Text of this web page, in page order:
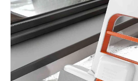
Tech & Gadgets
Auto & Klussen